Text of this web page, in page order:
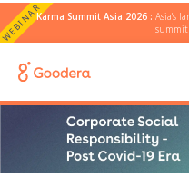
WEBINARKarma Summit Asia 2026 :Asia's
summit
← Todos los blogs
(RSE)